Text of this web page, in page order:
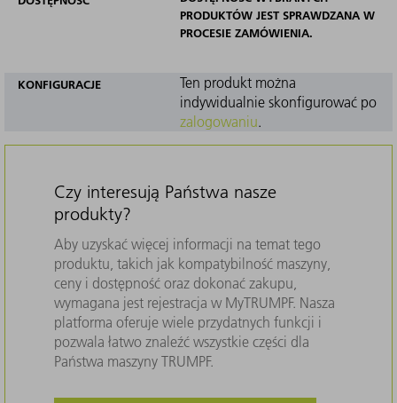
PRODUKTÓW JEST SPRAWDZANA W
PROCESIE ZAMÓWIENIA.
KONFIGURACJE
Ten produkt można
indywidualnie skonfigurować po
zalogowaniu.
Czy interesują Państwa nasze
produkty?
Aby uzyskać więcej informacji na temat tego
produktu, takich jak kompatybilność maszyny,
ceny i dostępność oraz dokonać zakupu,
wymagana jest rejestracja w MyTRUMPF. Nasza
platforma oferuje wiele przydatnych funkcji i
pozwala łatwo znaleźć wszystkie części dla
Państwa maszyny TRUMPF.